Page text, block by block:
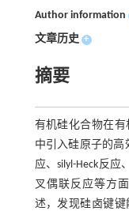
Author information
文章历史 +
摘要
有机硅化合物在
中引入硅原子的高
应、silyl-Heck反应
叉偶联反应等方
述，发现硅卤键